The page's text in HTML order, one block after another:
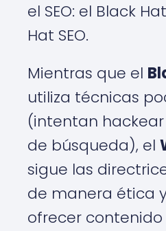
el SEO: el Black
Hat SEO.
Mientras que el
utiliza técnicas
(intentan
de búsqueda), el
sigue las
de manera ética
ofrecer